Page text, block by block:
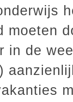
moeten
in de